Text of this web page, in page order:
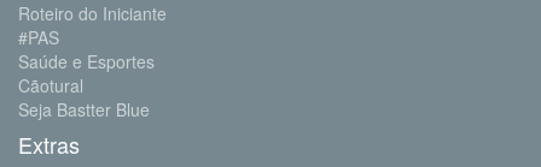
Roteiro do Iniciante
#PAS
Saúde e Esportes
Cãotural
Seja Bastter Blue
Extras